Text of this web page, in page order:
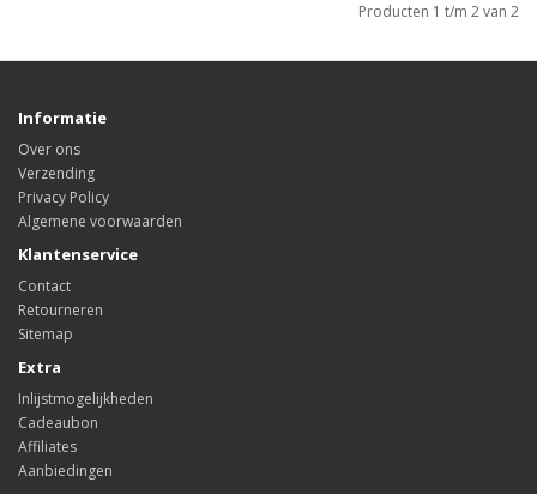
Producten 1 t/m 2 van 2
Informatie
Over ons
Verzending
Privacy Policy
Algemene voorwaarden
Klantenservice
Contact
Retourneren
Sitemap
Extra
Inlijstmogelijkheden
Cadeaubon
Affiliates
Aanbiedingen